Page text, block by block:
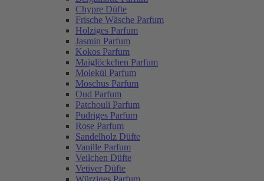
Chypre Düfte
Frische Wäsche Parfum
Holziges Parfum
Jasmin Parfum
Kokos Parfum
Maiglöckchen Parfum
Molekül Parfum
Moschus Parfum
Oud Parfum
Patchouli Parfum
Pudriges Parfum
Rose Parfum
Sandelholz Düfte
Vanille Parfum
Veilchen Düfte
Vetiver Düfte
Würziges Parfum